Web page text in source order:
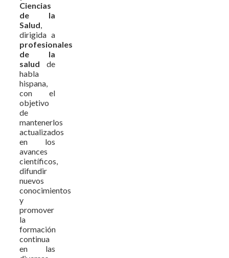
Ciencias
de la
Salud,
dirigida a
profesionales
de la
salud de
habla
hispana,
con el
objetivo
de
mantenerlos
actualizados
en los
avances
científicos,
difundir
nuevos
conocimientos
y
promover
la
formación
continua
en las